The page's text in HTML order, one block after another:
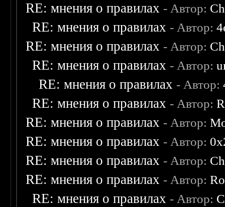
RE: мнения о правилах - Автор:
RE: мнения о правилах - Автор:
RE: мнения о правилах - Автор:
RE: мнения о правилах - Автор:
RE: мнения о правилах - Автор:
RE: мнения о правилах - Автор:
RE: мнения о правилах - Автор:
RE: мнения о правилах - Автор:
RE: мнения о правилах - Автор:
RE: мнения о правилах - Автор:
RE: мнения о правилах - Автор: